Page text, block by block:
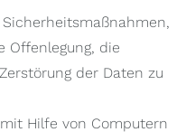
Offenlegung, die
der Daten zu
Hilfe von Computern